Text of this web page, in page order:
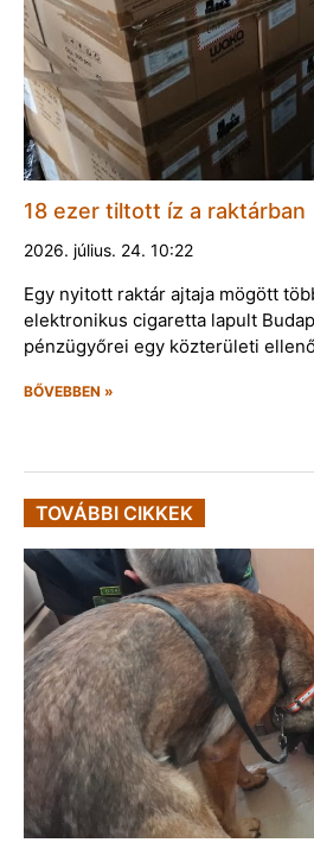
18 ezer tiltott íz a raktárban
2026. július. 24. 10:22
Egy nyitott raktár ajtaja mögött
elektronikus cigaretta lapult
pénzügyőrei egy közterületi
BŐVEBBEN »
TOVÁBBI CIKKEK